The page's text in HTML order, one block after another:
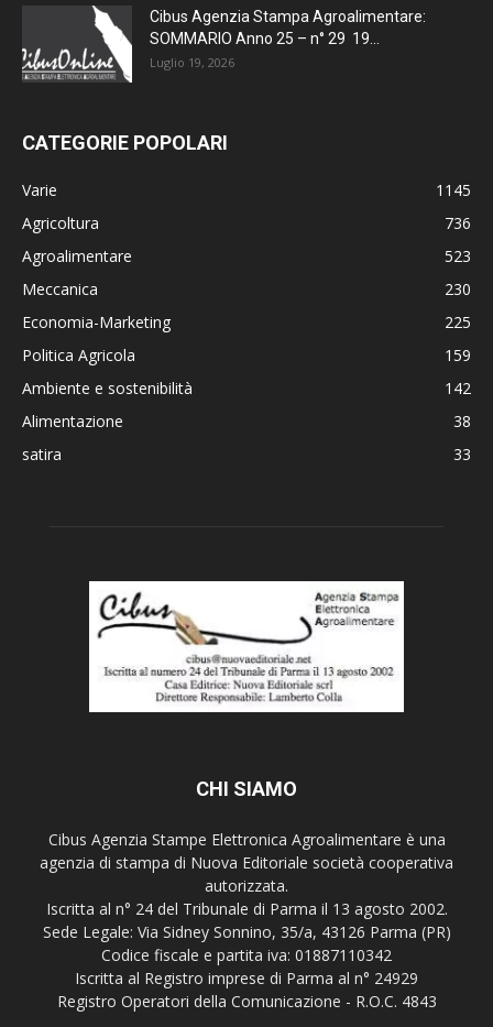
Cibus Agenzia Stampa Agroalimentare:
SOMMARIO Anno 25 – n° 29 19...
Luglio 19, 2026
CATEGORIE POPOLARI
Varie
1145
Agricoltura
736
Agroalimentare
523
Meccanica
230
Economia-Marketing
225
Politica Agricola
159
Ambiente e sostenibilità
142
Alimentazione
38
satira
33
CHI SIAMO
Cibus Agenzia Stampe Elettronica Agroalimentare è una
agenzia di stampa di Nuova Editoriale società cooperativa
autorizzata.
Iscritta al n° 24 del Tribunale di Parma il 13 agosto 2002.
Sede Legale: Via Sidney Sonnino, 35/a, 43126 Parma (PR)
Codice fiscale e partita iva: 01887110342
Iscritta al Registro imprese di Parma al n° 24929
Registro Operatori della Comunicazione - R.O.C. 4843